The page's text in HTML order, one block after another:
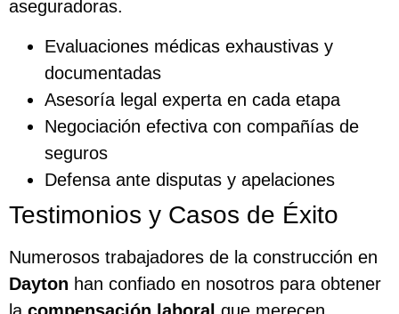
aseguradoras.
Evaluaciones médicas exhaustivas y
documentadas
Asesoría legal experta en cada etapa
Negociación efectiva con compañías de
seguros
Defensa ante disputas y apelaciones
Testimonios y Casos de Éxito
Numerosos trabajadores de la construcción en
Dayton han confiado en nosotros para obtener
la compensación laboral que merecen.